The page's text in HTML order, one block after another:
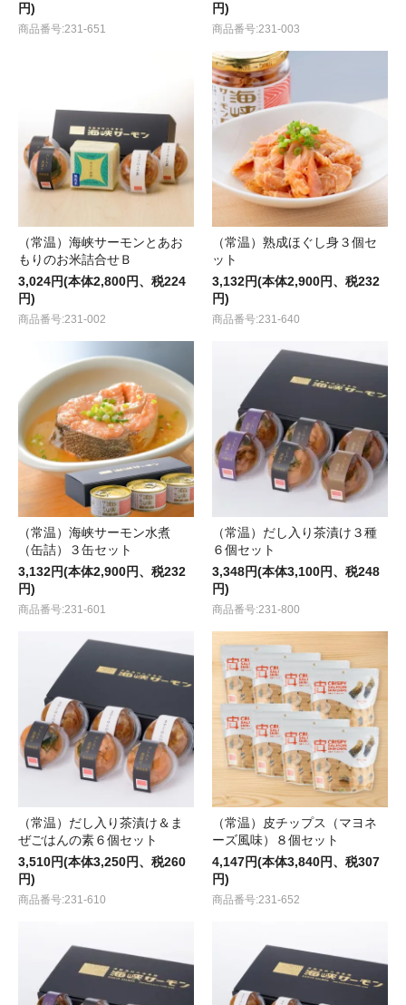
円)
商品番号:231-651
円)
商品番号:231-003
（常温）海峡サーモンとあお
もりのお米詰合せＢ
3,024円(本体2,800円、税224
円)
商品番号:231-002
（常温）熟成ほぐし身３個セ
ット
3,132円(本体2,900円、税232
円)
商品番号:231-640
（常温）海峡サーモン水煮
（缶詰）３缶セット
3,132円(本体2,900円、税232
円)
商品番号:231-601
（常温）だし入り茶漬け３種
６個セット
3,348円(本体3,100円、税248
円)
商品番号:231-800
（常温）だし入り茶漬け＆ま
ぜごはんの素６個セット
3,510円(本体3,250円、税260
円)
商品番号:231-610
（常温）皮チップス（マヨネ
ーズ風味）８個セット
4,147円(本体3,840円、税307
円)
商品番号:231-652